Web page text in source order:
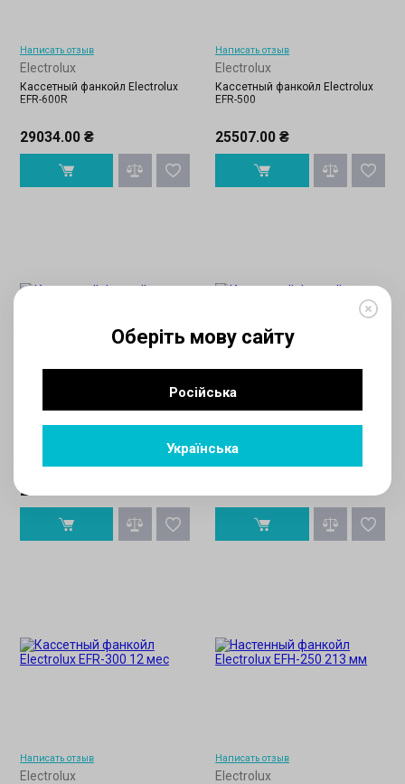
Оберіть мову сайту
Російська
Українська
Написать отзыв
Electrolux
Кассетный фанкойл Electrolux
EFR-600R
29034.00 ₴
Написать отзыв
Electrolux
Кассетный фанкойл Electrolux
EFR-500
25507.00 ₴
Electrolux
Кассетный фанкойл Electrolux
21019.00 ₴
Electrolux
EFR-400
Написать отзыв
Electrolux
Написать отзыв
Electrolux